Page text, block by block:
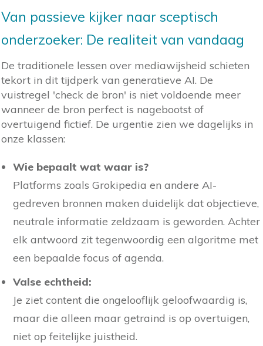
Van passieve kijker naar sceptisch
onderzoeker: De realiteit van vandaag
De traditionele lessen over mediawijsheid schieten
tekort in dit tijdperk van generatieve AI. De
vuistregel 'check de bron' is niet voldoende meer
wanneer de bron perfect is nagebootst of
overtuigend fictief. De urgentie zien we dagelijks in
onze klassen:
Wie bepaalt wat waar is?
Platforms zoals Grokipedia en andere AI-
gedreven bronnen maken duidelijk dat objectieve,
neutrale informatie zeldzaam is geworden. Achter
elk antwoord zit tegenwoordig een algoritme met
een bepaalde focus of agenda.
Valse echtheid:
Je ziet content die ongelooflijk geloofwaardig is,
maar die alleen maar getraind is op overtuigen,
niet op feitelijke juistheid.